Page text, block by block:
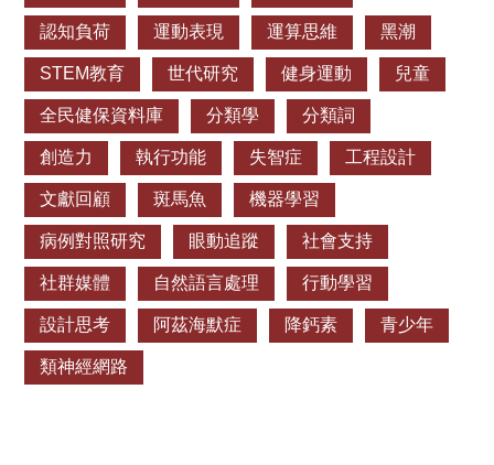
認知負荷 運動表現 運算思維 黑潮
STEM教育 世代研究 健身運動 兒童
全民健保資料庫 分類學 分類詞
創造力 執行功能 失智症 工程設計
文獻回顧 斑馬魚 機器學習
病例對照研究 眼動追蹤 社會支持
社群媒體 自然語言處理 行動學習
設計思考 阿茲海默症 降鈣素 青少年
類神經網路